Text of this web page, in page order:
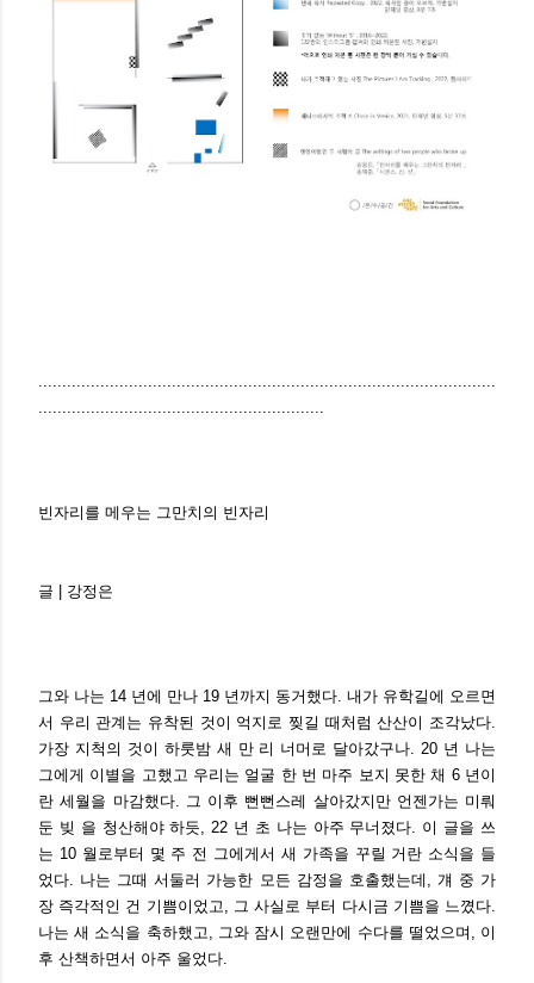
빈자리를 메우는 그만치의 빈자리
글 | 강정은
그와 나는 14 년에 만나 19 년까지 동거했다. 내가 유학길에 오르면
서 우리 관계는 유착된 것이 억지로 찢길 때처럼 산산이 조각났다.
가장 지척의 것이 하룻밤 새 만 리 너머로 달아갔구나. 20 년 나는
그에게 이별을 고했고 우리는 얼굴 한 번 마주 보지 못한 채 6 년이
란 세월을 마감했다. 그 이후 뻔뻔스레 살아갔지만 언젠가는 미뤄
둔 빚 을 청산해야 하듯, 22 년 초 나는 아주 무너졌다. 이 글을 쓰
는 10 월로부터 몇 주 전 그에게서 새 가족을 꾸릴 거란 소식을 들
었다. 나는 그때 서둘러 가능한 모든 감정을 호출했는데, 걔 중 가
장 즉각적인 건 기쁨이었고, 그 사실로 부터 다시금 기쁨을 느꼈다.
나는 새 소식을 축하했고, 그와 잠시 오랜만에 수다를 떨었으며, 이
후 산책하면서 아주 울었다.